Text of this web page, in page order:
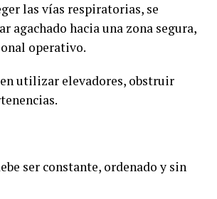
las vías respiratorias, se
agachado hacia una zona segura,
operativo.
utilizar elevadores, obstruir
ser constante, ordenado y sin